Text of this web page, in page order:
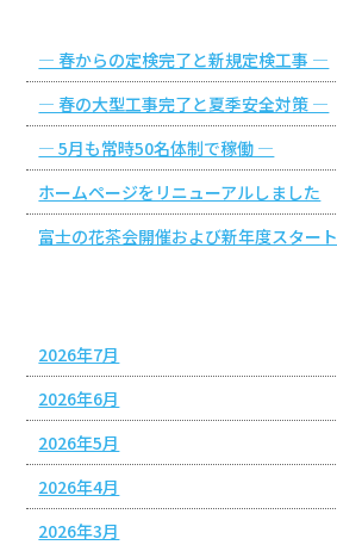
― 春からの定検完了と新規定検工事 ―
― 春の大型工事完了と夏季安全対策 ―
― 5月も常時50名体制で稼働 ―
ホームページをリニューアルしました
富士の花茶会開催および新年度スタート
2026年7月
2026年6月
2026年5月
2026年4月
2026年3月